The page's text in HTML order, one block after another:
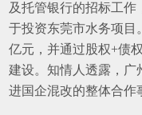
及托管银行的招标工作
于投资东莞市水务项目
亿元，并通过股权+债
建设。知情人透露，广
进国企混改的整体合作